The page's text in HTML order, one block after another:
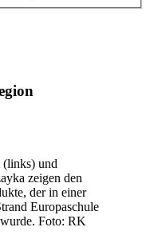
(links) und
zeigen den
der in einer
Europaschule
Foto: RK